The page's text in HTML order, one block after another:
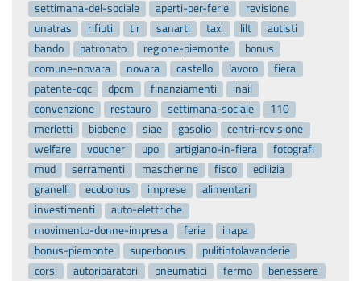
settimana-del-sociale
aperti-per-ferie
revisione
unatras
rifiuti tir sanarti taxi lilt
autisti
bando
patronato regione-piemonte
bonus
comune-novara
novara castello lavoro
fiera
patente-cqc
dpcm finanziamenti
inail
convenzione
restauro settimana-sociale
110
merletti
biobene siae gasolio
centri-revisione
welfare
voucher upo artigiano-in-fiera
fotografi
mud
serramenti mascherine fisco
edilizia
granelli
ecobonus imprese
alimentari
investimenti
auto-elettriche
movimento-donne-impresa
ferie
inapa
bonus-piemonte
superbonus
pulitintolavanderie
corsi
autoriparatori pneumatici fermo
benessere